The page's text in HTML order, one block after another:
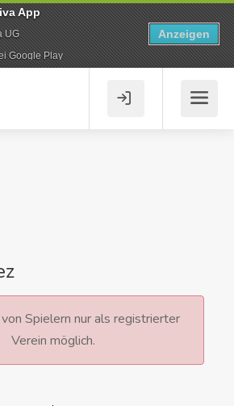
Spielern nur als registrierter
Verein möglich.
App
UG
Google Play
Anzeigen